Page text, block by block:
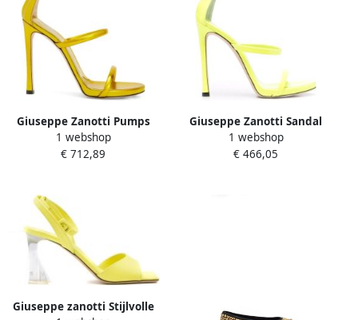
Giuseppe Zanotti Pumps
1 webshop
€ 712,89
Giuseppe Zanotti Sandal
South 115
1 webshop
€ 466,05
Giuseppe zanotti Stijlvolle